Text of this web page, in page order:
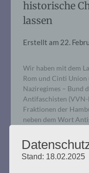
historische
lassen
Erstellt am 22.
Wir haben mit dem
Rom und Cinti Union
Naziregimes – Bund
Antifaschisten (VVN-
Fraktionen der
neben dem Wort
aufgenommen wird.
Stand: 18.02.2025